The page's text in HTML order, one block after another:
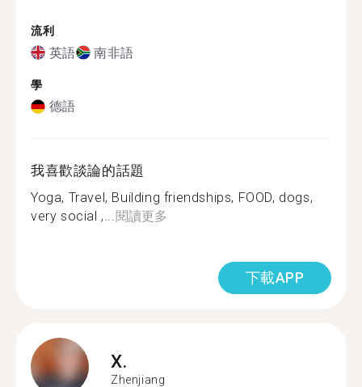
流利
英語 南非語
學
德語
我喜歡談論的話題
Yoga, Travel, Building friendships, FOOD, dogs,
very social ,...閱讀更多
下載APP
X.
Zhenjiang